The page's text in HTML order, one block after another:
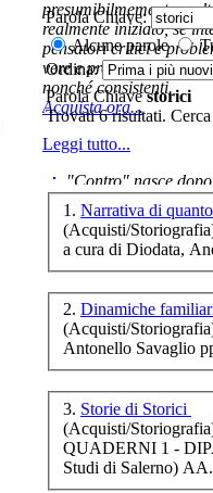
tra
presumibilmemente
realmente iniziato, se
pensatori critici e
vere e proprie correnti
nonché consistenti.
Acquista ora...
Leggi tutto...
"Contro" nasce
cominciato con la
ripensaremarx. i saggi
questa collaborazione
è teorica, sempre però
presente fase.
Acquista ora...
cURL error 28: Failed
80 after 7115 ms:
Parola Chiave:
Alcune parole
Ordina:
Parola Chiavestorici
Trovati 6 risultati.
1. Narrativa di
(Acquisti/
a cura di Diodata,
2. Dinamiche
(Acquisti/
Antonello Savaglio
3. Storie di Storici
(Acquisti/
QUADERNI 1 -
Studi di Salerno)